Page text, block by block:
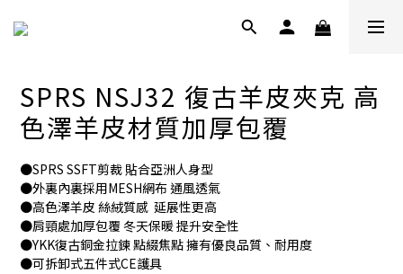
SPRS NSJ32 復古羊皮夾克 高
色澤羊皮材質加厚包覆
●SPRS SSFT剪裁 貼合亞洲人身型
●外裏內裏採用MESH網布 通風透氣
●高色澤羊皮 絲絨質感  延展性更高
●肩頸處加厚包覆 冬天保暖 提升安全性
●YKK復古銅金拉鍊 點綴焦點 擁有優良品質、耐用度
●可拆卸式五件式CE護具